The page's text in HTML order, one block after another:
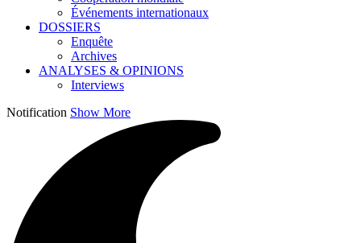
Événements internationaux
DOSSIERS
Enquête
Archives
ANALYSES & OPINIONS
Interviews
Notification Show More